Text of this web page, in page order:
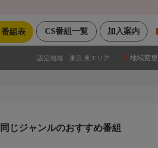
加入案内
CS番組一覧
番組表
設定地域： 東京 東エリア 地域変更
同じジャンルのおすすめ番組